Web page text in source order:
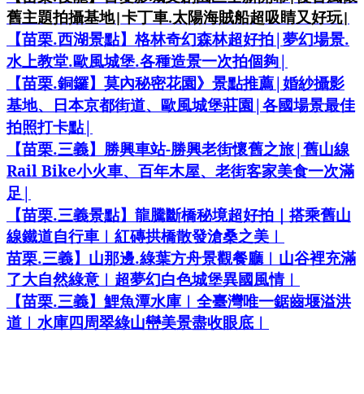
舊主題拍攝基地| 卡丁車.太陽海賊船超吸睛又好玩|
【苗栗.西湖景點】格林奇幻森林超好拍| 夢幻場景.
水上教堂.歐風城堡.各種造景一次拍個夠|
【苗栗.銅鑼】莫內秘密花園》景點推薦| 婚紗攝影
基地、日本京都街道、歐風城堡莊園 | 各國場景最佳
拍照打卡點|
【苗栗.三義】勝興車站-勝興老街懷舊之旅| 舊山線
Rail Bike小火車、百年木屋、老街客家美食一次滿
足 |
【苗栗.三義景點】龍騰斷橋秘境超好拍｜搭乘舊山
線鐵道自行車︱紅磚拱橋散發滄桑之美︱
苗栗.三義】山那邊.綠葉方舟景觀餐廳︱山谷裡充滿
了大自然綠意︱超夢幻白色城堡異國風情︱
【苗栗.三義】鯉魚潭水庫︱全臺灣唯一鋸齒堰溢洪
道︱水庫四周翠綠山巒美景盡收眼底︱